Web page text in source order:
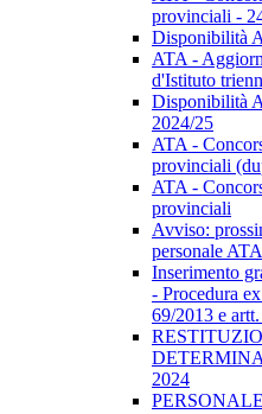
provinciali -
Disponibilità
ATA -
d'Istituto
Disponibilità
2024/25
ATA -
provinciali
ATA -
provinciali
Avviso:
personale
Inserimento
- Procedura
69/2013 e
2024